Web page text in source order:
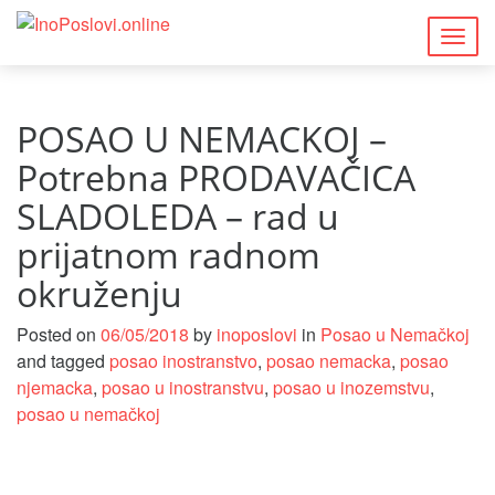
POSAO U NEMACKOJ –
Potrebna PRODAVAČICA
SLADOLEDA – rad u
prijatnom radnom
okruženju
Posted on 06/05/2018 by inoposlovi in Posao u Nemačkoj
and tagged posao inostranstvo, posao nemacka, posao
njemacka, posao u inostranstvu, posao u inozemstvu,
posao u nemačkoj